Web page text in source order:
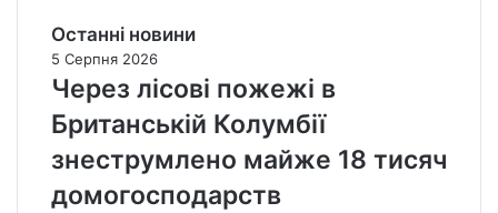
Останні новини
5 Серпня 2026
Через лісові пожежі в
Британській Колумбії
знеструмлено майже 18 тисяч
домогосподарств